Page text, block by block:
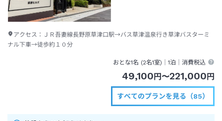
アクセス： ＪＲ吾妻線長野原草津口駅→バス草津温泉行き草津バスターミ
ナル下車→徒歩約１０分
おとな1名 (2名1室)｜1泊 ｜消費税込
49,100 円 〜221,000 円
すべてのプランを見る（85）